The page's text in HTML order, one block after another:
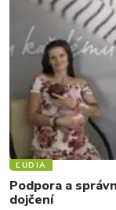
ĽUDIA
Podpora a
dojčení